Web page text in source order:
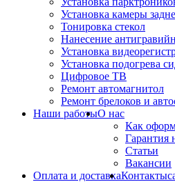
Установка камеры
Тонировка стекол
Нанесение
Установка
Установка подогрева
Цифровое ТВ
Ремонт автомагнитол
Ремонт брелоков и
Наши работыО нас
Как
Гарантия
Статьи
Вакансии
Оплата и доставкаКонтакты